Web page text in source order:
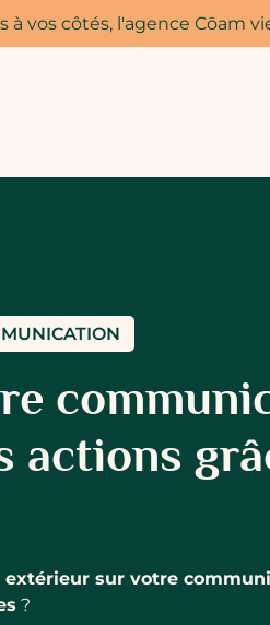
à vos côtés, l'agence Cōam
actions
extérieur sur votre
?